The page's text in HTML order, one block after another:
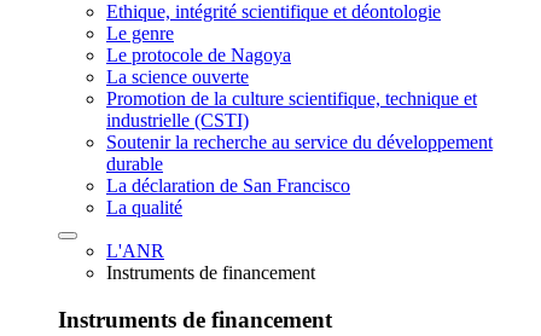
Ethique, intégrité scientifique et déontologie
Le genre
Le protocole de Nagoya
La science ouverte
Promotion de la culture scientifique, technique et
industrielle (CSTI)
Soutenir la recherche au service du développement
durable
La déclaration de San Francisco
La qualité
L'ANR
Instruments de financement
Instruments de financement